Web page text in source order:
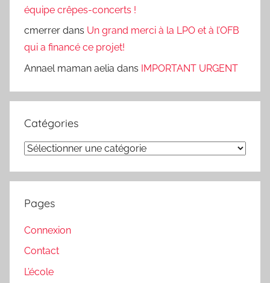
équipe crêpes-concerts !
cmerrer dans Un grand merci à la LPO et à l’OFB
qui a financé ce projet!
Annael maman aelia dans IMPORTANT URGENT
Catégories
Catégories
Pages
Connexion
Contact
L’école